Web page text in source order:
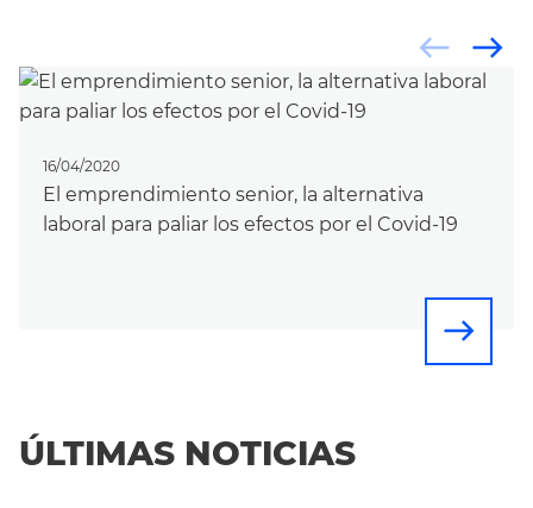
16/04/2020
El emprendimiento senior, la alternativa
laboral para paliar los efectos por el Covid-19
east
east
west
ÚLTIMAS NOTICIAS